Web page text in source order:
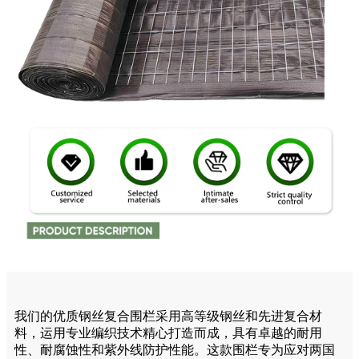
我们的优质钢丝复合围栏采用高等级钢丝和先进复合材
料，运用专业编织技术精心打造而成，具有卓越的耐用
性、耐腐蚀性和紫外线防护性能。这款围栏专为应对两国